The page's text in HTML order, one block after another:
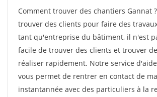
Comment trouver des chantiers Gannat
trouver des clients pour faire des
tant qu'entreprise du bâtiment, il n'est
facile de trouver des clients et trouver
réaliser rapidement. Notre service
vous permet de rentrer en contact de
instantannée avec des particuliers à la